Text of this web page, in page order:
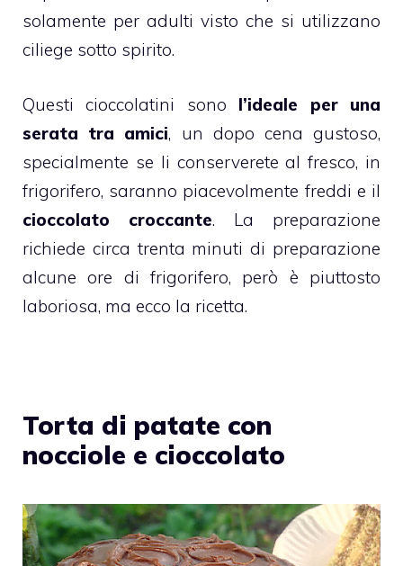
solamente per adulti visto che si utilizzano
ciliege sotto spirito.
Questicioccolatini sono l’ideale per una
serata tra amici, un dopo cena gustoso,
specialmente se li conserverete al fresco, in
frigorifero, saranno piacevolmente freddi e il
cioccolato croccante. La preparazione
richiede circa trenta minuti di preparazione
alcune ore di frigorifero, però è piuttosto
laboriosa, ma ecco la ricetta.
Torta di patate con
nocciole e cioccolato